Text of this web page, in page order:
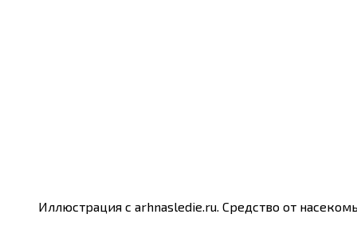
Иллюстрация с arhnasledie.ru. Средство от